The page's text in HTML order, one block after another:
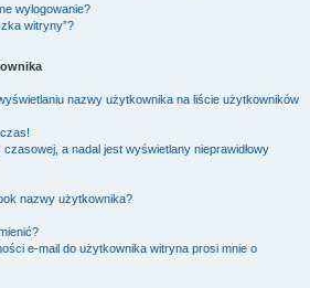
wylogowanie?
witryny”?
nazwy użytkownika na liście użytkowników
a nadal jest wyświetlany nieprawidłowy
nazwy użytkownika?
e-mail do użytkownika witryna prosi mnie o